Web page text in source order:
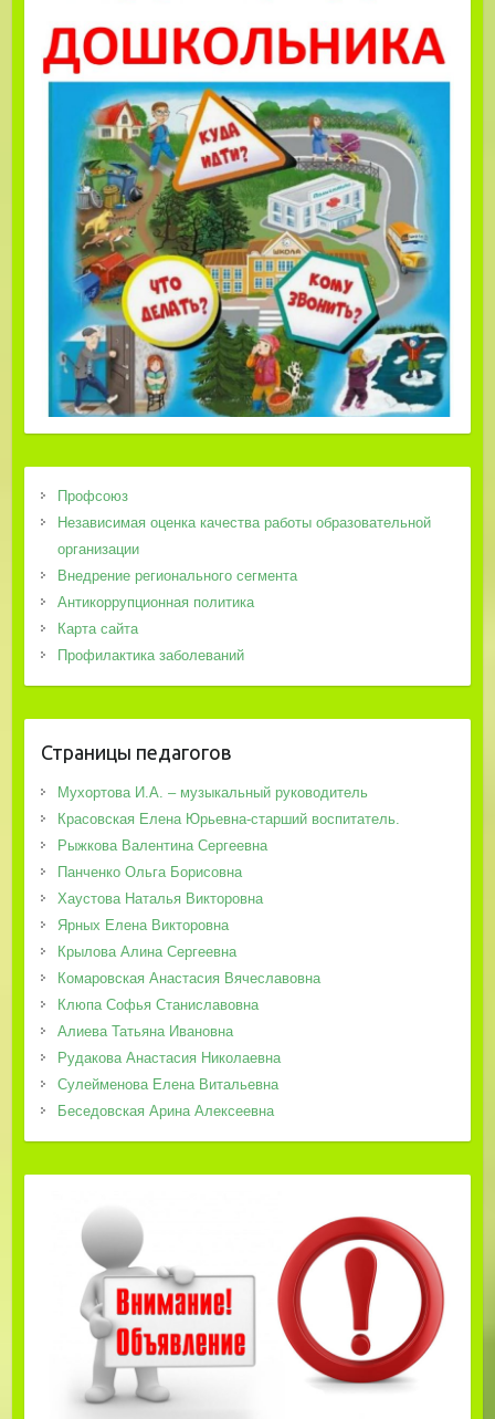
Профсоюз
Независимая оценка качества работы образовательной
организации
Внедрение регионального сегмента
Антикоррупционная политика
Карта сайта
Профилактика заболеваний
Страницы педагогов
Мухортова И.А. – музыкальный руководитель
Красовская Елена Юрьевна-старший воспитатель.
Рыжкова Валентина Сергеевна
Панченко Ольга Борисовна
Хаустова Наталья Викторовна
Ярных Елена Викторовна
Крылова Алина Сергеевна
Комаровская Анастасия Вячеславовна
Клюпа Софья Станиславовна
Алиева Татьяна Ивановна
Рудакова Анастасия Николаевна
Сулейменова Елена Витальевна
Беседовская Арина Алексеевна